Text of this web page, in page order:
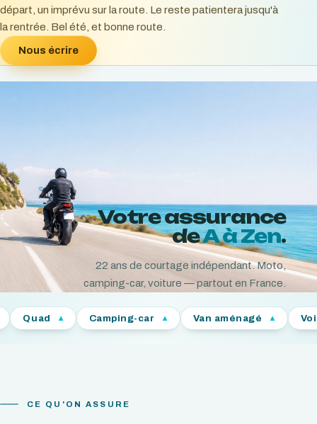
départ, un imprévu sur la route. Le reste patientera jusqu'à
la rentrée. Bel été, et bonne route.
Nous écrire
Votre assurance
deA à Zen.
22 ans de courtage indépendant. Moto,
camping-car, voiture — partout en France.
Camping-car Van aménagé Voiture
CE QU'ON ASSURE